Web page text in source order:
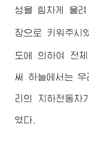
성을 힘차게 울
장으로 키워주시
도에 의하여 전
써 하늘에서는
리의 지하전동차
였다.